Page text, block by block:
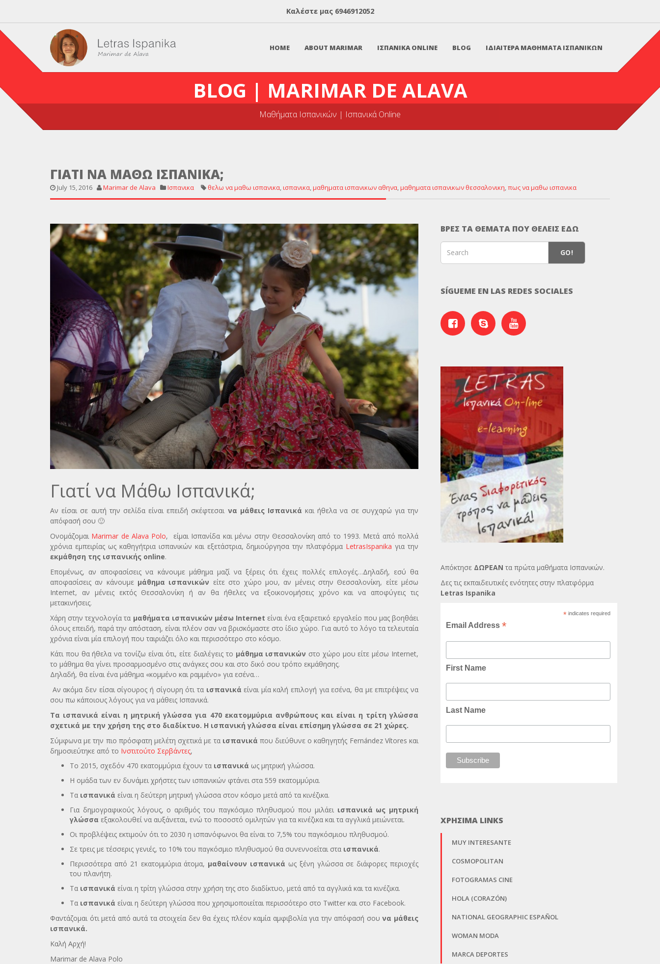
Καλέστε μας 6946912052
HOME ABOUT MARIMAR ΙΣΠΑΝΙΚΑ ONLINE BLOG ΙΔΙΑΙΤΕΡΑ ΜΑΘΗΜΑΤΑ ΙΣΠΑΝΙΚΩΝ
BLOG | MARIMAR DE ALAVA
Μαθήματα Ισπανικών | Ισπανικά Online
ΓΙΑΤΙ ΝΑ ΜΑΘΩ ΙΣΠΑΝΙΚΑ;
July 15, 2016 Marimar de Alava Ισπανικα θελω να μαθω ισπανικα,ισπανικα,μαθηματα ισπανικων αθηνα,μαθηματα ισπανικων θεσσαλονικη,πως να μαθω ισπανικα
Γιατί να Μάθω Ισπανικά;
Αν είσαι σε αυτή την σελίδα είναι επειδή σκέφτεσαι να μάθεις Ισπανικάκαι ήθελα να σε συγχαρώ για την
απόφασή σου 🙂
Ονομάζομαι Marimar de Alava Polo, είμαι Ισπανίδα και μένω στην Θεσσαλονίκη από το 1993. Μετά από πολλά
χρόνια εμπειρίας ως καθηγήτρια ισπανικών και εξετάστρια, δημιούργησα την πλατφόρμα LetrasIspanika για την
εκμάθηση της ισπανικής online.
Επομένως, αν αποφασίσεις να κάνουμε μάθημα μαζί να ξέρεις ότι έχεις πολλές επιλογές…Δηλαδή, εσύ θα
αποφασίσεις αν κάνουμε μάθημα ισπανικών είτε στο χώρο μου, αν μένεις στην Θεσσαλονίκη, είτε μέσω
Internet, αν μένεις εκτός Θεσσαλονίκη ή αν θα ήθελες να εξοικονομήσεις χρόνο και να αποφύγεις τις
μετακινήσεις.
Χάρη στην τεχνολογία τα μαθήματα ισπανικών μέσω Internet είναι ένα εξαιρετικό εργαλείο που μας βοηθάει
όλους επειδή, παρά την απόσταση, είναι πλέον σαν να βρισκόμαστε στο ίδιο χώρο. Για αυτό το λόγο τα τελευταία
χρόνια είναι μία επιλογή που ταιριάζει όλο και περισσότερο στο κόσμο.
Κάτι που θα ήθελα να τονίζω είναι ότι, είτε διαλέγεις το μάθημα ισπανικών στο χώρο μου είτε μέσω Internet,
το μάθημα θα γίνει προσαρμοσμένο στις ανάγκες σου και στο δικό σου τρόπο εκμάθησης.
Δηλαδή, θα είναι ένα μάθημα «κομμένο και ραμμένο» για εσένα…
Αν ακόμα δεν είσαι σίγουρος ή σίγουρη ότι τα ισπανικά είναι μία καλή επιλογή για εσένα, θα με επιτρέψεις να
σου πω κάποιους λόγους για να μάθεις Ισπανικά.
Τα ισπανικά είναι η μητρική γλώσσα για 470 εκατομμύρια ανθρώπους και είναι η τρίτη γλώσσα
σχετικά με την χρήση της στο διαδίκτυο. Η ισπανική γλώσσα είναι επίσημη γλώσσα σε 21 χώρες.
Σύμφωνα με την πιο πρόσφατη μελέτη σχετικά με τα ισπανικά που διεύθυνε ο καθηγητής Fernández Vítores και
δημοσιεύτηκε από το Ινστιτούτο Σερβάντες,
Το 2015, σχεδόν 470 εκατομμύρια έχουν τα ισπανικά ως μητρική γλώσσα.
Η ομάδα των εν δυνάμει χρήστες των ισπανικών φτάνει στα 559 εκατομμύρια.
Τα ισπανικά είναι η δεύτερη μητρική γλώσσα στον κόσμο μετά από τα κινέζικα.
Για δημογραφικούς λόγους, ο αριθμός του παγκόσμιο πληθυσμού που μιλάει ισπανικά ως μητρική
γλώσσα εξακολουθεί να αυξάνεται, ενώ το ποσοστό ομιλητών για τα κινέζικα και τα αγγλικά μειώνεται.
Οι προβλέψεις εκτιμούν ότι το 2030 η ισπανόφωνοι θα είναι το 7,5% του παγκόσμιου πληθυσμού.
Σε τρεις με τέσσερις γενιές, το 10% του παγκόσμιο πληθυσμού θα συνεννοείται στα ισπανικά.
Περισσότερα από 21 εκατομμύρια άτομα, μαθαίνουν ισπανικά ως ξένη γλώσσα σε διάφορες περιοχές
του πλανήτη.
Τα ισπανικά είναι η τρίτη γλώσσα στην χρήση της στο διαδίκτυο, μετά από τα αγγλικά και τα κινέζικα.
Τα ισπανικά είναι η δεύτερη γλώσσα που χρησιμοποιείται περισσότερο στο Twitter και στο Facebook.
Φαντάζομαι ότι μετά από αυτά τα στοιχεία δεν θα έχεις πλέον καμία αμφιβολία για την απόφασή σου να μάθεις
ισπανικά.
Καλή Αρχή!
Marimar de Alava Polo
ΒΡΕΣ ΤΑ ΘΕΜΑΤΑ ΠΟΥ ΘΕΛΕΙΣ ΕΔΩ
GO!
SÍGUEME EN LAS REDES SOCIALES
Απόκτησε ΔΩΡΕΑΝ τα πρώτα μαθήματα Ισπανικών.
Δες τις εκπαιδευτικές ενότητες στην πλατφόρμα
Letras Ispanika
* indicates required
Email Address *
First Name
Last Name
ΧΡΗΣΙΜΑ LINKS
MUY INTERESANTE
COSMOPOLITAN
FOTOGRAMAS CINE
HOLA (CORAZÓN)
NATIONAL GEOGRAPHIC ESPAÑOL
WOMAN MODA
MARCA DEPORTES